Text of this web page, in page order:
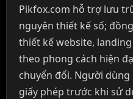
Pikfox.com hỗ trợ lưu
nguyên thiết kế số;
thiết kế website,
theo phong cách hiện
chuyển đổi. Người
giấy phép trước khi sử